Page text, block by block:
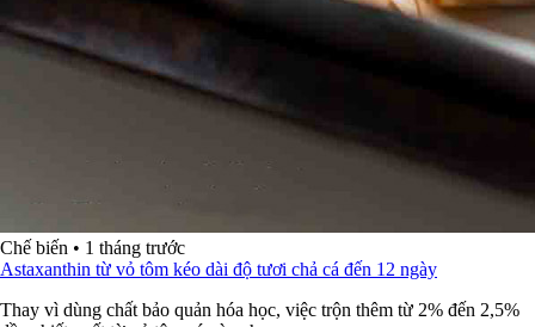
Chế biến • 1 tháng trước
Astaxanthin từ vỏ tôm kéo dài độ tươi chả cá đến 12 ngày
Thay vì dùng chất bảo quản hóa học, việc trộn thêm từ 2% đến 2,5%